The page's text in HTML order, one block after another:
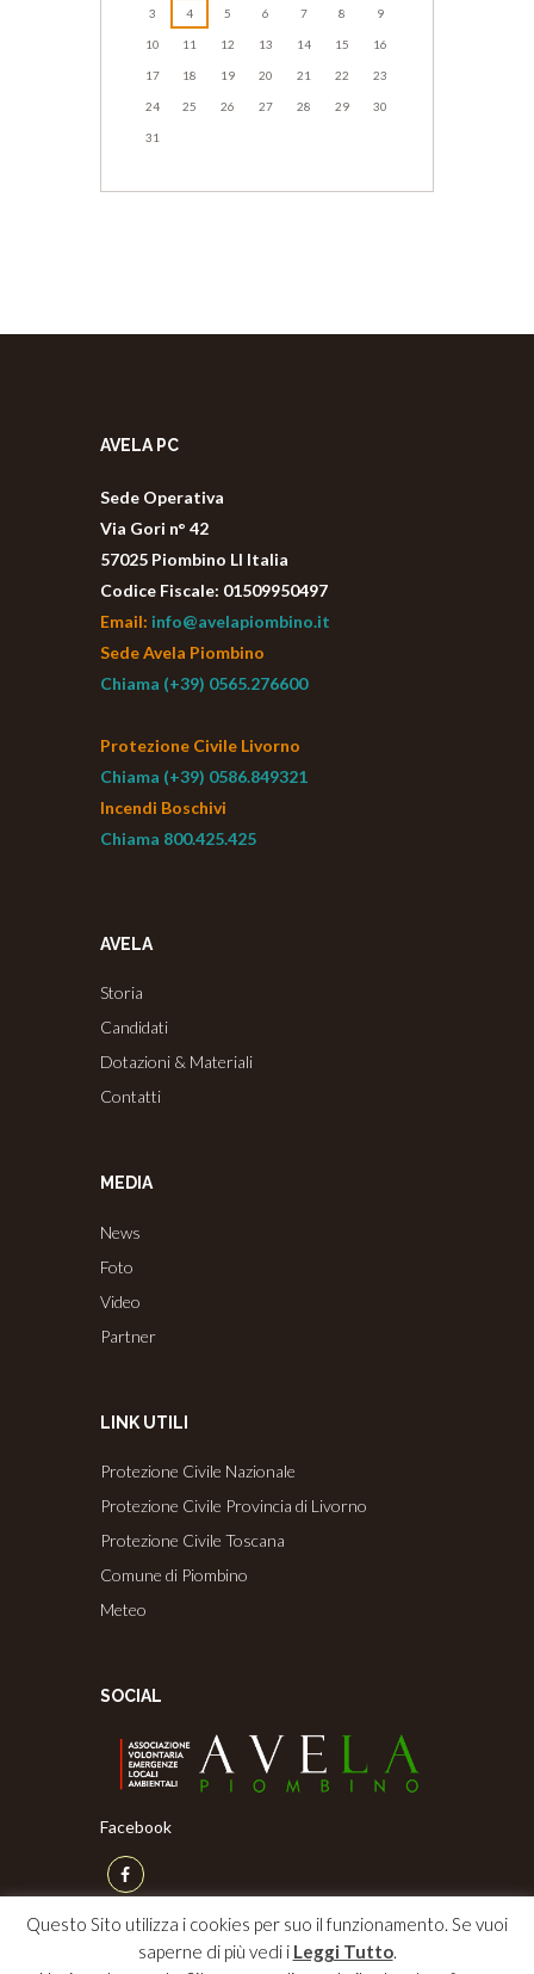
3 4 5 6 7 8 9
10 11 12 13 14 15 16
17 18 19 20 21 22 23
24 25 26 27 28 29 30
31
AVELA PC
Sede Operativa
Via Gori n° 42
57025 Piombino LI Italia
Codice Fiscale: 01509950497
Email: info@avelapiombino.it
Sede Avela Piombino
Chiama (+39) 0565.276600
Protezione Civile Livorno
Chiama (+39) 0586.849321
Incendi Boschivi
Chiama 800.425.425
AVELA
Storia
Candidati
Dotazioni & Materiali
Contatti
MEDIA
News
Foto
Video
Partner
LINK UTILI
Protezione Civile Nazionale
Protezione Civile Provincia di Livorno
Protezione Civile Toscana
Comune di Piombino
Meteo
SOCIAL
Facebook
Questo Sito utilizza i cookies per suo il funzionamento. Se vuoi
saperne di più vedi i Leggi Tutto.